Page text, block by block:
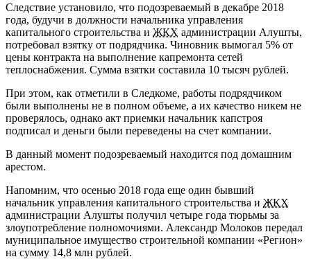
Следствие установило, что подозреваемый в декабре 2018
года, будучи в должности начальника управления
капитального строительства и ЖКХ администрации Алушты,
потребовал взятку от подрядчика. Чиновник вымогал 5% от
цены контракта на выполнение капремонта сетей
теплоснабжения. Сумма взятки составила 10 тысяч рублей.
При этом, как отметили в Следкоме, работы подрядчиком
были выполнены не в полном объеме, а их качество никем не
проверялось, однако акт приемки начальник капстроя
подписал и деньги были переведены на счет компании.
В данный момент подозреваемый находится под домашним
арестом.
Напомним, что осенью 2018 года еще один бывший
начальник управления капитального строительства и ЖКХ
администрации Алушты получил четыре года тюрьмы за
злоупотребление полномочиями. Александр Молоков передал
муниципальное имущество строительной компании «Регион»
на сумму 14,8 млн рублей.